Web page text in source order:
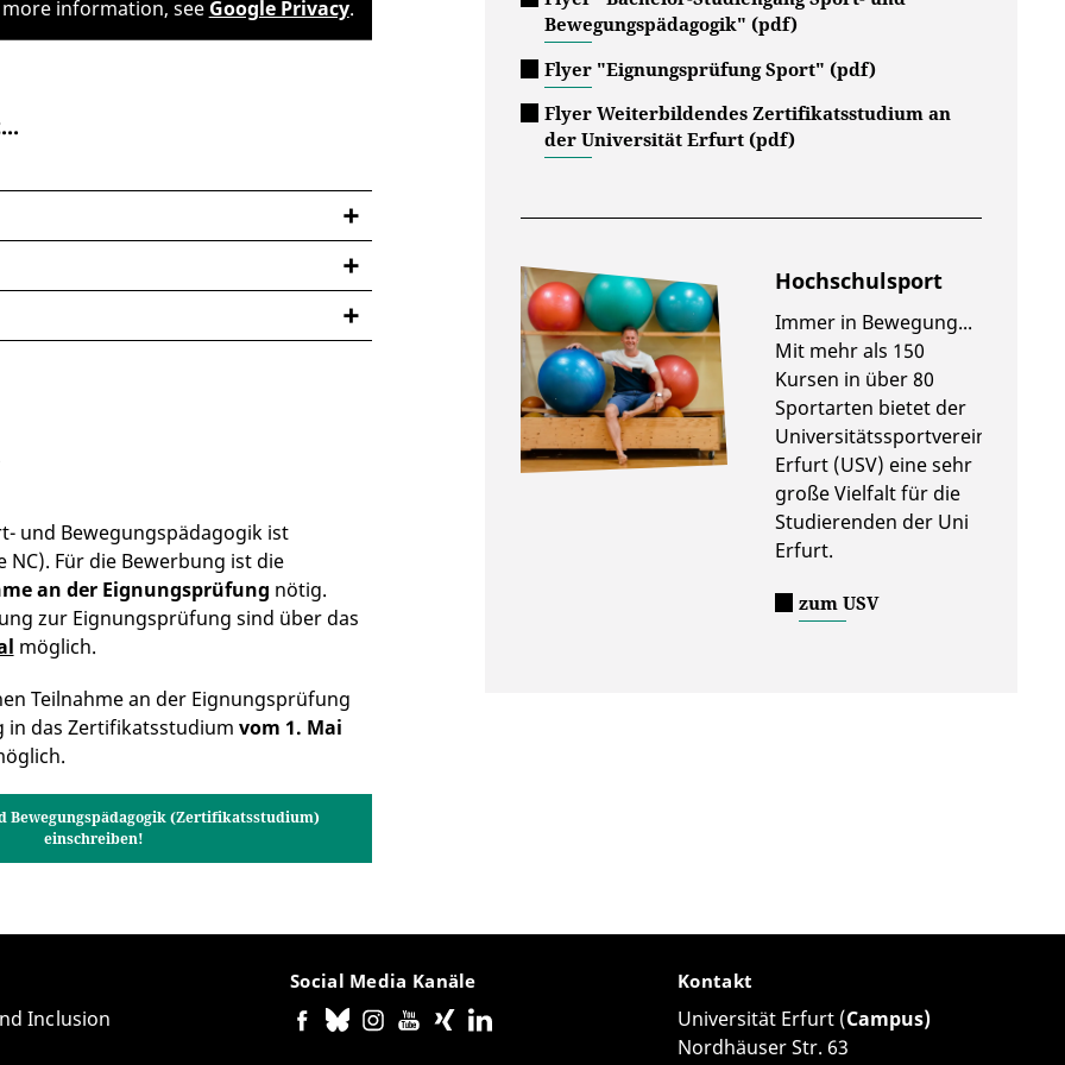
zur Deutschen Sprachprüfung für
more information, see Google Privacy.
video, data will be transmitted to
video, data will be transmitted to
information, see
the video, data will be transmitted to
information, see
Google Privacy .
video, data will be transmitted to
und Bewegungspädagogik ist
Für die Bewerbung ist die
an der Eignungsprüfung nötig.
zur Eignungsprüfung sind über das
möglich.
Teilnahme an der Eignungsprüfung
in das Zertifikatsstudium vom 1. Mai
Bewegungspädagogik (Zertifikatsstudium)
einschreiben!
Bewegungspädagogik" (pdf)
Flyer "Eignungsprüfung Sport" (pdf)
Flyer Weiterbildendes Zertifikatsstudium an
der Universität Erfurt (pdf)
Hochschulsport
Immer in Bewegung...
Mit mehr als 150
Kursen in über 80
Sportarten bietet der
Universitätssportverein
Erfurt (USV) eine sehr
große Vielfalt für die
Studierenden der Uni
Erfurt.
zum USV
Inclusion
Social Media Kanäle Kontakt
Universität Erfurt (Campus)
Nordhäuser Str. 63